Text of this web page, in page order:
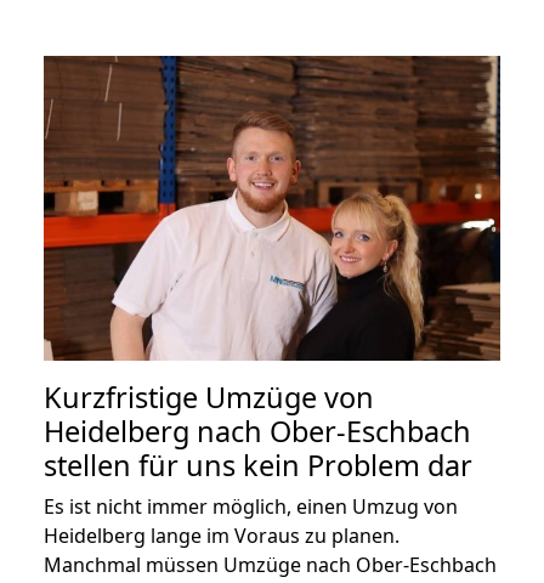
Kurzfristige Umzüge von
Heidelberg nach Ober-Eschbach
stellen für uns kein Problem dar
Es ist nicht immer möglich, einen Umzug von
Heidelberg lange im Voraus zu planen.
Manchmal müssen Umzüge nach Ober-Eschbach